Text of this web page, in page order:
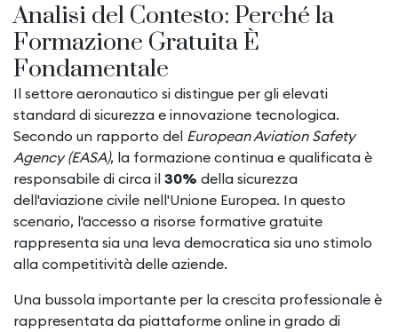
Analisi del Contesto: Perché la
Formazione Gratuita È
Fondamentale
Il settore aeronautico si distingue per gli elevati
standard di sicurezza e innovazione tecnologica.
Secondo un rapporto del European Aviation Safety
Agency (EASA), la formazione continua e qualificata è
responsabile di circa il 30% della sicurezza
dell'aviazione civile nell'Unione Europea. In questo
scenario, l'accesso a risorse formative gratuite
rappresenta sia una leva democratica sia uno stimolo
alla competitività delle aziende.
Una bussola importante per la crescita professionale è
rappresentata da piattaforme online in grado di